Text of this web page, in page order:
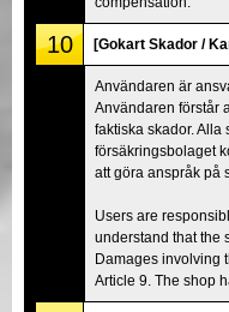
10 [Gokart Skador /
Användaren är
Användaren förstår
faktiska skador. Alla
försäkringsbolaget
att göra anspråk på
Users are
understand that the
Damages involving
Article 9. The shop